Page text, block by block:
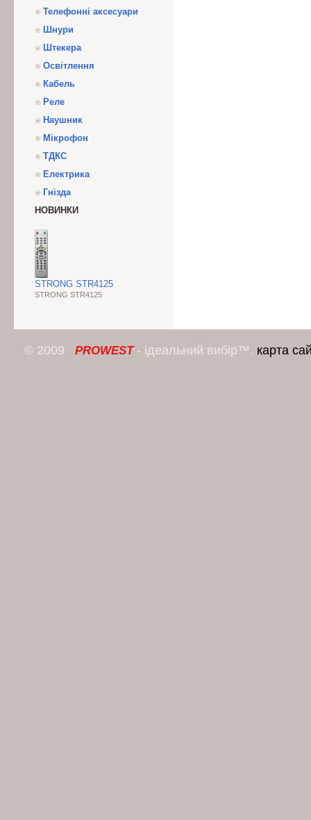
Телефонні аксесуари
Шнури
Штекера
Освітлення
Кабель
Реле
Наушник
Мікрофон
ТДКС
Електрика
Гнізда
НОВИНКИ
STRONG STR4125
STRONG STR4125
© 2009 PROWEST- ідеальний вибір™. карта